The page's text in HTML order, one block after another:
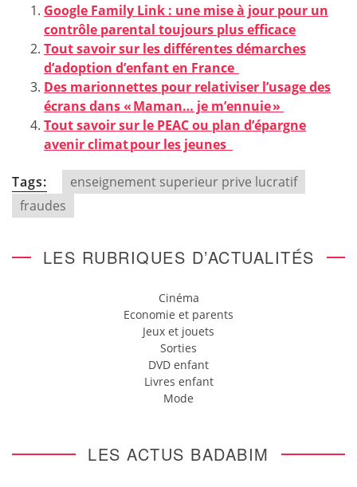
Google Family Link : une mise à jour pour un
contrôle parental toujours plus efficace
Tout savoir sur les différentes démarches
d’adoption d’enfant en France
Des marionnettes pour relativiser l’usage des
écrans dans « Maman… je m’ennuie »
Tout savoir sur le PEAC ou plan d’épargne
avenir climat pour les jeunes
Tags:
enseignement superieur prive lucratif
fraudes
LES RUBRIQUES D’ACTUALITÉS
Cinéma
Economie et parents
Jeux et jouets
Sorties
DVD enfant
Livres enfant
Mode
LES ACTUS BADABIM